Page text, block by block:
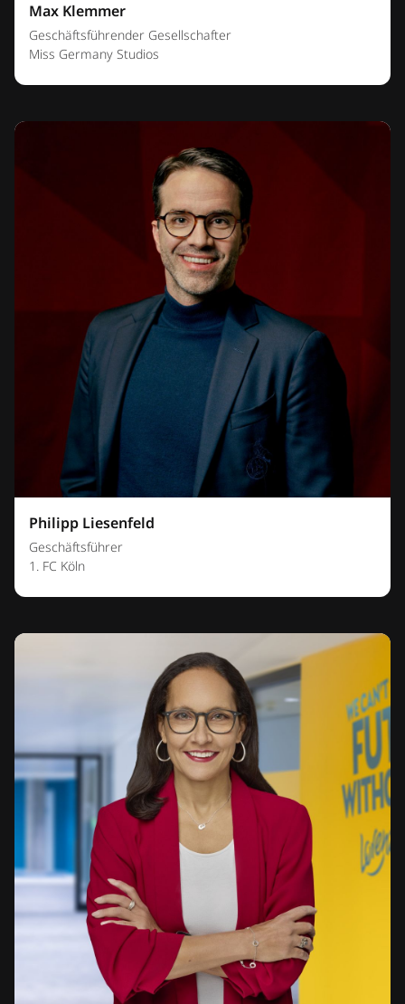
Max Klemmer
Geschäftsführender Gesellschafter
Miss Germany Studios
Philipp Liesenfeld
Geschäftsführer
1. FC Köln